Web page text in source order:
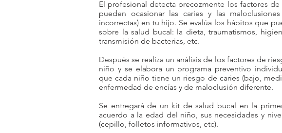
El profesional detecta precozmente los factores
pueden ocasionar las caries y las
incorrectas) en tu hijo. Se evalúa los hábitos que
sobre la salud bucal: la dieta, traumatismos,
transmisión de bacterias, etc.
Después se realiza un análisis de los factores de
niño y se elabora un programa preventivo
que cada niño tiene un riesgo de caries (bajo,
enfermedad de encías y de maloclusión diferente.
Se entregará de un kit de salud bucal en la
acuerdo a la edad del niño, sus necesidades y
(cepillo, folletos informativos, etc).